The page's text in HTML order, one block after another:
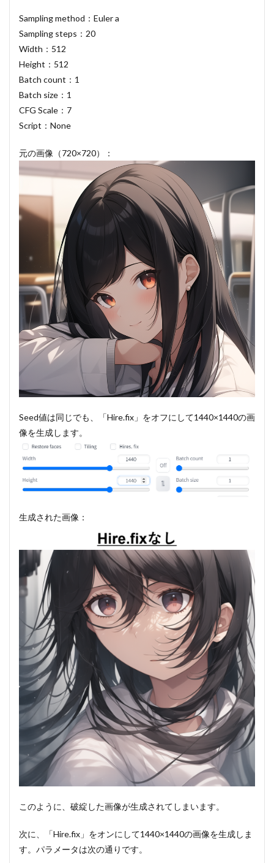
Sampling method：Euler a
Sampling steps：20
Width：512
Height：512
Batch count：1
Batch size：1
CFG Scale：7
Script：None
元の画像（720×720）：
Seed値は同じでも、「Hire.fix」をオフにして1440×1440の画
像を生成します。
生成された画像：
このように、破綻した画像が生成されてしまいます。
次に、「Hire.fix」をオンにして1440×1440の画像を生成しま
す。パラメータは次の通りです。